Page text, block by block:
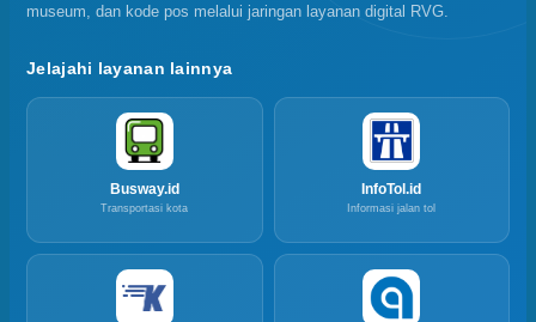
museum, dan kode pos melalui jaringan layanan digital RVG.
Jelajahi layanan lainnya
Busway.id
Transportasi kota
InfoTol.id
Informasi jalan tol